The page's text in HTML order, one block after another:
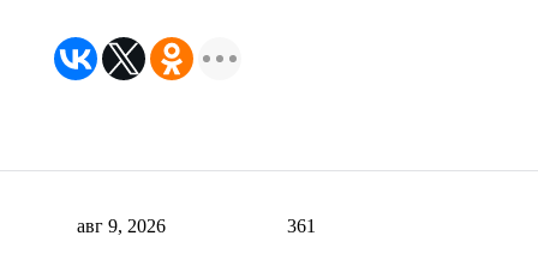
авг 9, 2026 361